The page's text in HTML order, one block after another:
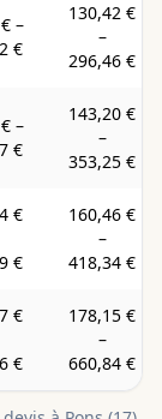
–
€
130,42 €
–
296,46 €
–
€
143,20 €
–
353,25 €
€
€
160,46 €
–
418,34 €
€
€
178,15 €
–
660,84 €